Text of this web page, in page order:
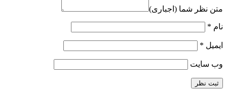
متن نظر شما (اجباری)
نام *
ایمیل *
وب‌ سایت